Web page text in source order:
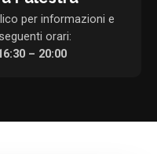
per informazioni e
orari:
– 20:00